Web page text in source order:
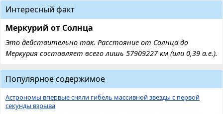
Интересный факт
Меркурий от Солнца
Это действительно так. Расстояние от Солнца до
Меркурия составляет всего лишь 57909227 км (или 0,39 а.е.).
Популярное содержимое
Астрономы впервые сняли гибель массивной звезды с первой
секунды взрыва